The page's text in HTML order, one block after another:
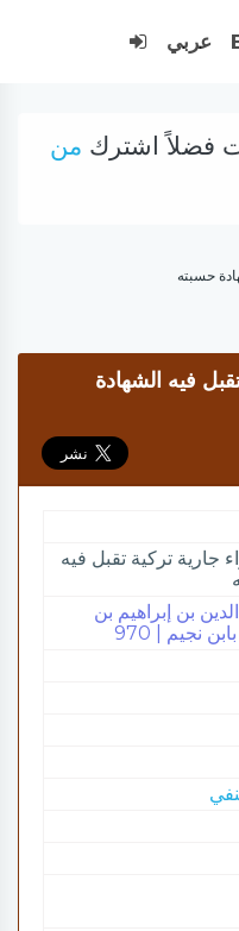
عربي
فضلاً اشترك من
حسبته
فيه الشهادة
جارية تركية تقبل فيه
بن إبراهيم بن
نجيم | 970